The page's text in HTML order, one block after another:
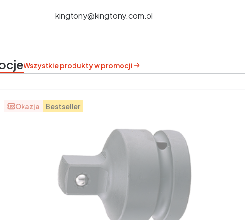
kingtony@kingtony.com.pl
Wszystkie produkty w promocji
Okazja Bestseller